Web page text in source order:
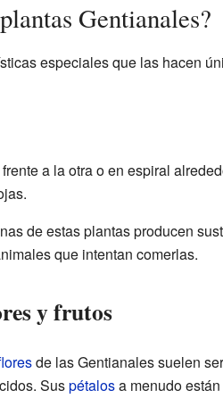
Gentianales?
especiales que las hacen
a la otra o en espiral
de estas plantas producen
que intentan comerlas.
y frutos
de las Gentianales suelen
Suspétalosa menudo